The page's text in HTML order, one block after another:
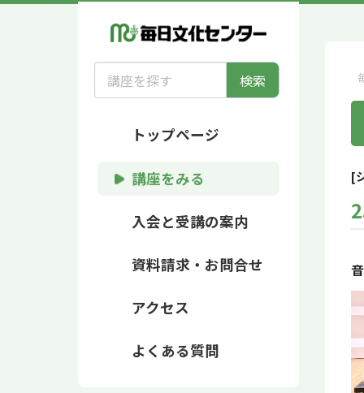
検索
トップページ
講座をみる
入会と受講の案内
資料請求・お問合せ
アクセス
よくある質問
[